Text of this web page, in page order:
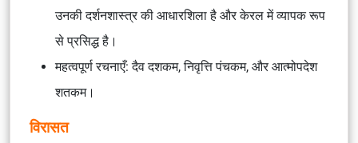
उनकी दर्शनशास्त्र की आधारशिला है और केरल में व्यापक रूप
से प्रसिद्ध है।
महत्वपूर्ण रचनाएँ: दैव दशकम, निवृत्ति पंचकम, और आत्मोपदेश
शतकम।
विरासत